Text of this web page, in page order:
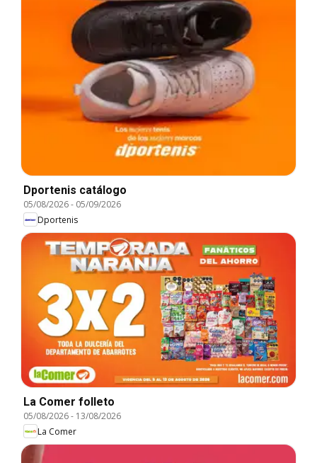
Dportenis catálogo
05/08/2026- 05/09/2026
Dportenis
La Comer folleto
05/08/2026- 13/08/2026
La Comer